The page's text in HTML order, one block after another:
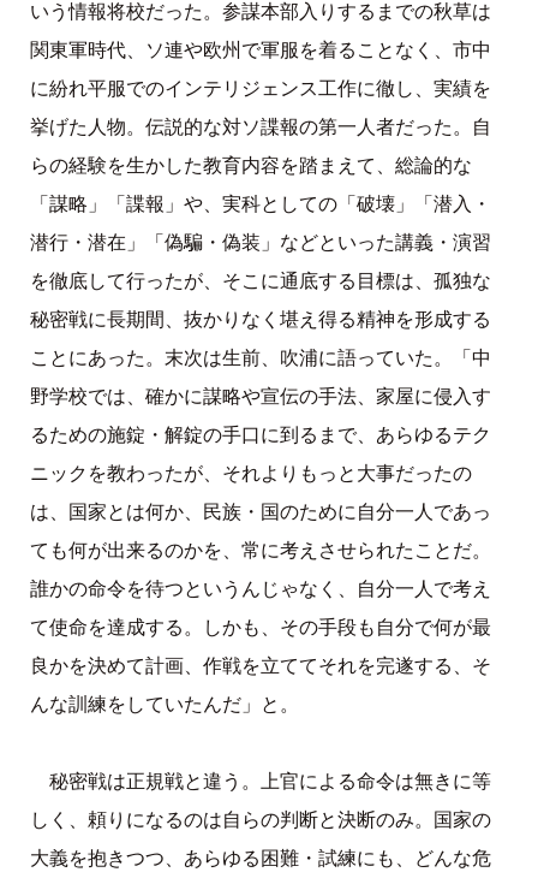
いう情報将校だった。参謀本部入りするまでの秋草は
関東軍時代、ソ連や欧州で軍服を着ることなく、市中
に紛れ平服でのインテリジェンス工作に徹し、実績を
挙げた人物。伝説的な対ソ諜報の第一人者だった。自
らの経験を生かした教育内容を踏まえて、総論的な
「謀略」「諜報」や、実科としての「破壊」「潜入・
潜行・潜在」「偽騙・偽装」などといった講義・演習
を徹底して行ったが、そこに通底する目標は、孤独な
秘密戦に長期間、抜かりなく堪え得る精神を形成する
ことにあった。末次は生前、吹浦に語っていた。「中
野学校では、確かに謀略や宣伝の手法、家屋に侵入す
るための施錠・解錠の手口に到るまで、あらゆるテク
ニックを教わったが、それよりもっと大事だったの
は、国家とは何か、民族・国のために自分一人であっ
ても何が出来るのかを、常に考えさせられたことだ。
誰かの命令を待つというんじゃなく、自分一人で考え
て使命を達成する。しかも、その手段も自分で何が最
良かを決めて計画、作戦を立ててそれを完遂する、そ
んな訓練をしていたんだ」と。
秘密戦は正規戦と違う。上官による命令は無きに等
しく、頼りになるのは自らの判断と決断のみ。国家の
大義を抱きつつ、あらゆる困難・試練にも、どんな危